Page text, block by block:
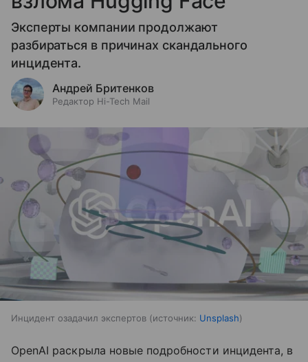
Эксперты компании продолжают
разбираться в причинах скандального
инцидента.
Андрей Бритенков
Редактор Hi-Tech Mail
Инцидент озадачил экспертов источник: Unsplash
OpenAI раскрыла новые подробности инцидента, в